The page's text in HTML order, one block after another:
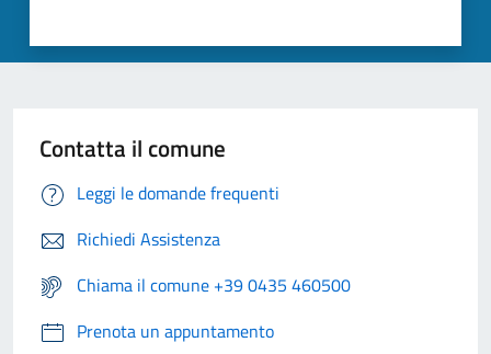
Contatta il comune
Leggi le domande frequenti
Richiedi Assistenza
Chiama il comune +39 0435 460500
Prenota un appuntamento